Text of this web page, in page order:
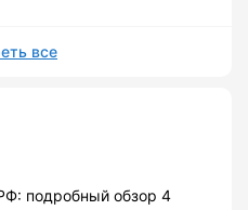
все
подробный обзор 4